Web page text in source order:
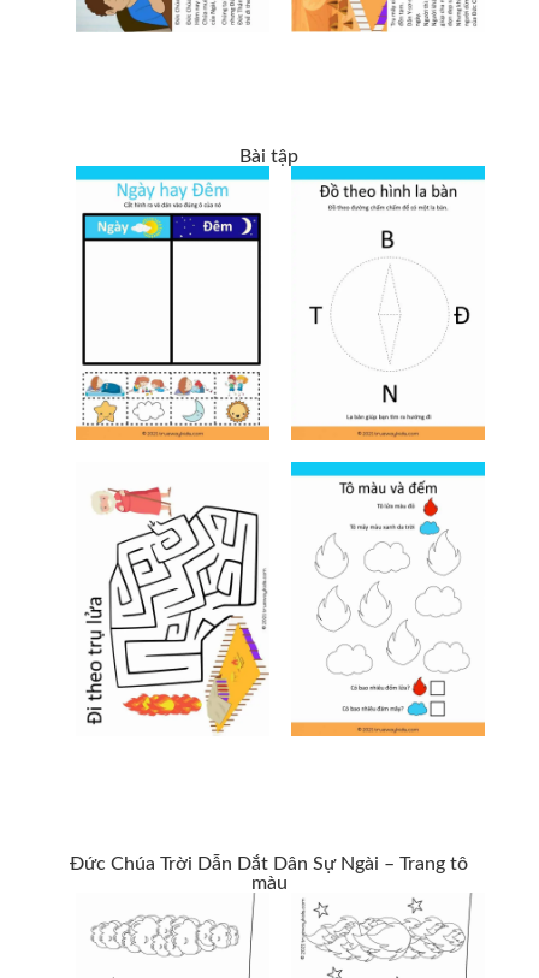
Bài tập
Đức Chúa Trời Dẫn Dắt Dân Sự Ngài – Trang tô
màu